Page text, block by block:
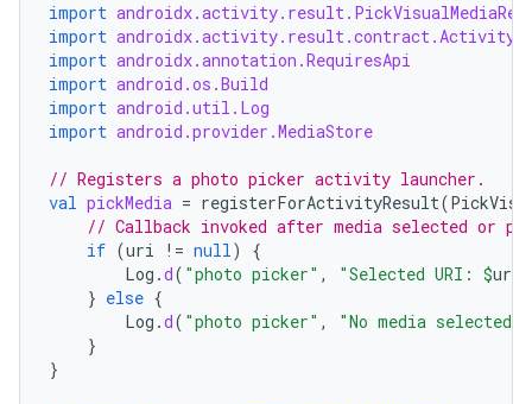
import
import
import androidx.annotation.RequiresApi
import android.os.Build
import android.util.Log
import android.provider.MediaStore
// Registers a photo picker activity launcher.
val pickMedia = registerForActivityResult(
// Callback invoked after media selected or
if (uri != null)
{
Log .d( "photo picker" , "Selected URI: $uri
} else {
Log .d( "photo picker" , "No media selected"
}
}